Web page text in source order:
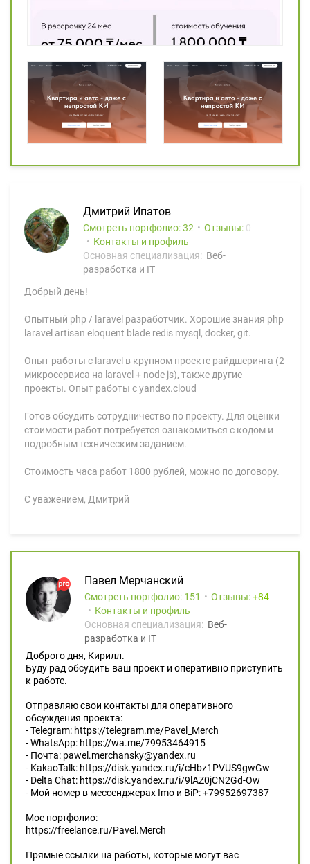
Дмитрий Ипатов
Смотреть портфолио: 32 Отзывы: 0
Контакты и профиль
Основная специализация: Веб-
разработка и IT
Добрый день!
Опытный php / laravel разработчик. Хорошие знания php
laravel artisan eloquent blade redis mysql, docker, git.
Опыт работы с laravel в крупном проекте райдшеринга (2
микросервиса на laravel + node js), также другие
проекты. Опыт работы c yandex.cloud
Готов обсудить сотрудничество по проекту. Для оценки
стоимости работ потребуется ознакомиться с кодом и
подробным техническим заданием.
Стоимость часа работ 1800 рублей, можно по договору.
С уважением, Дмитрий
Павел Мерчанский
Смотреть портфолио: 151 Отзывы:
84
Контакты и профиль
Основная специализация: Веб-
разработка и IT
Доброго дня, Кирилл.
Буду рад обсудить ваш проект и оперативно приступить
к работе.
Отправляю свои контакты для оперативного
обсуждения проекта:
- Telegram: https://telegram.me/Pavel_Merch
- WhatsApp: https://wa.me/79953464915
- Почта: pawel.merchansky@yandex.ru
- KakaoTalk: https://disk.yandex.ru/i/cHbz1PVUS9gwGw
- Delta Chat: https://disk.yandex.ru/i/9lAZ0jCN2Gd-Ow
- Мой номер в мессенджерах Imo и BiP: +79952697387
Мое портфолио:
https://freelance.ru/Pavel.Merch
Прямые ссылки на работы, которые могут вас